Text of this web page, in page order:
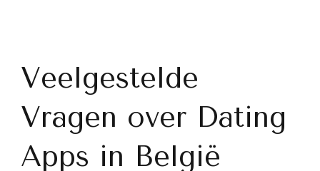
Veelgestelde
Vragen over Dating
Apps in België